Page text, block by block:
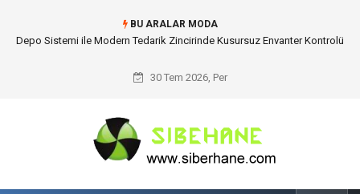
BU ARALAR MODA
Akrilik Boyama Seti ile Evinizde Dijitalden Uzak Bir Deşarj Alanı Tasarlayın
30 Tem 2026, Per